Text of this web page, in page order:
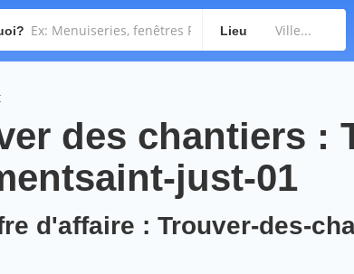
Lieu
des chantiers :
just-01
d'affaire : Trouver-des-